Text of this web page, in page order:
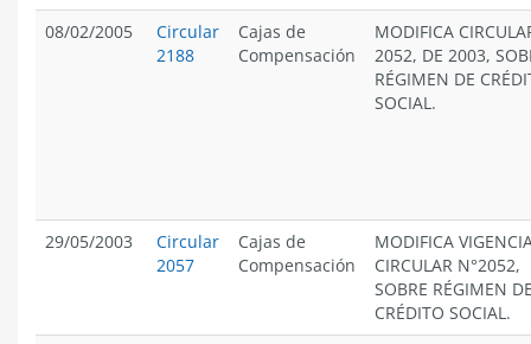
08/02/2005
Circular
2188
Cajas de
Compensación
MODIFICA
2052, DE 2003,
RÉGIMEN DE
SOCIAL.
29/05/2003
Circular
2057
Cajas de
Compensación
MODIFICA
CIRCULAR N°2052,
SOBRE RÉGIMEN
CRÉDITO SOCIAL.